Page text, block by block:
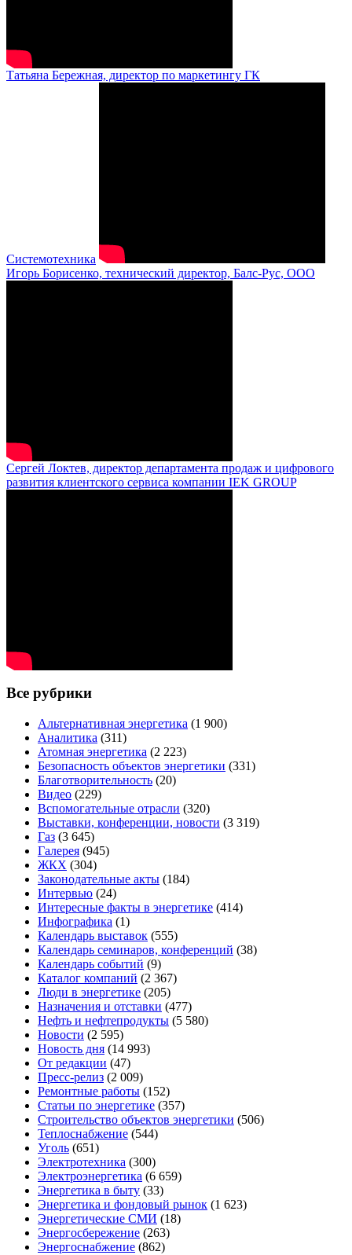
Татьяна Бережная, директор по маркетингу ГК
Системотехника
Игорь Борисенко, технический директор, Балс-Рус, ООО
Сергей Локтев, директор департамента продаж и цифрового
развития клиентского сервиса компании IEK GROUP
Все рубрики
Альтернативная энергетика (1 900)
Аналитика (311)
Атомная энергетика (2 223)
Безопасность объектов энергетики (331)
Благотворительность (20)
Видео (229)
Вспомогательные отрасли (320)
Выставки, конференции, новости (3 319)
Газ (3 645)
Галерея (945)
ЖКХ (304)
Законодательные акты (184)
Интервью (24)
Интересные факты в энергетике (414)
Инфографика (1)
Календарь выставок (555)
Календарь семинаров, конференций (38)
Календарь событий (9)
Каталог компаний (2 367)
Люди в энергетике (205)
Назначения и отставки (477)
Нефть и нефтепродукты (5 580)
Новости (2 595)
Новость дня (14 993)
От редакции (47)
Пресс-релиз (2 009)
Ремонтные работы (152)
Статьи по энергетике (357)
Строительство объектов энергетики (506)
Теплоснабжение (544)
Уголь (651)
Электротехника (300)
Электроэнергетика (6 659)
Энергетика в быту (33)
Энергетика и фондовый рынок (1 623)
Энергетические СМИ (18)
Энергосбережение (263)
Энергоснабжение (862)